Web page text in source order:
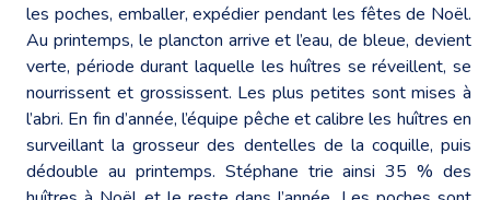
les poches, emballer, expédier pendant les fêtes de Noël.
Au printemps, le plancton arrive et l’eau, de bleue, devient
verte, période durant laquelle les huîtres se réveillent, se
nourrissent et grossissent. Les plus petites sont mises à
l’abri. En fin d’année, l’équipe pêche et calibre les huîtres en
surveillant la grosseur des dentelles de la coquille, puis
dédouble au printemps. Stéphane trie ainsi 35 % des